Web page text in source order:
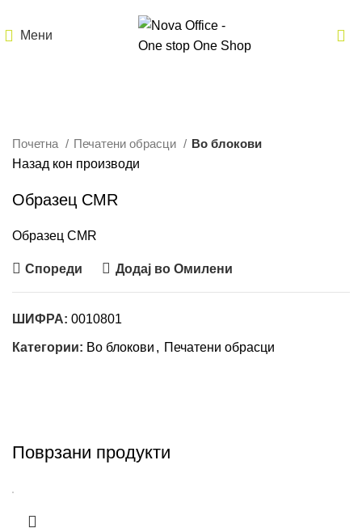
Мени
Почетна Печатени обрасци
Во блокови
Назад кон производи
Образец CMR
Образец CMR
Спореди Додај во Омилени
ШИФРА: 0010801
Категории: Во блокови , Печатени обрасци
Поврзани продукти